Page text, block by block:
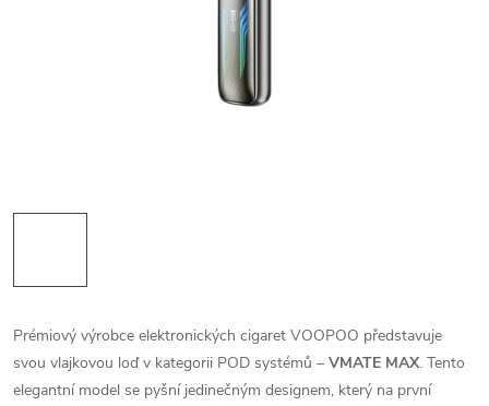
Prémiový výrobce elektronických cigaret VOOPOO představuje
svou vlajkovou loď v kategorii POD systémů – VMATE MAX. Tento
elegantní model se pyšní jedinečným designem, který na první